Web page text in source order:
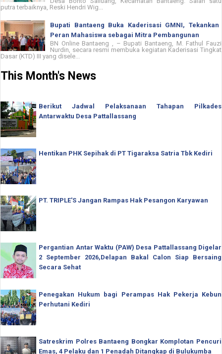
putra terbaiknya, Reski Hendri Wig...
Bupati Bantaeng Buka Kaderisasi GMNI, Tekankan
Peran Mahasiswa sebagai Mitra Pembangunan
BN Online Bantaeng , – Bupati Bantaeng, M. Fathul Fauzi
Nurdin, secara resmi membuka kegiatan Kaderisasi Tingkat
Dasar (KTD) III yang disele...
This Month's News
Berikut Jadwal Pelaksanaan Tahapan Pilkades
Antarwaktu Desa Pattallassang
Hentikan PHK Sepihak di PT Tigaraksa Satria Tbk Kediri
PT. TRIPLE'S Jangan Rampas Hak Pesangon Karyawan
Pergantian Antar Waktu (PAW) Desa Pattallassang Digelar
2 September 2026,Delapan Bakal Calon Siap Bersaing
Secara Sehat
Penegakan Hukum bagi Perampas Hak Pekerja Kebun
Perhutani Kediri
Satreskrim Polres Bantaeng Bongkar Komplotan Pencuri
Emas, 4 Pelaku dan 1 Penadah Ditangkap di Bulukumba